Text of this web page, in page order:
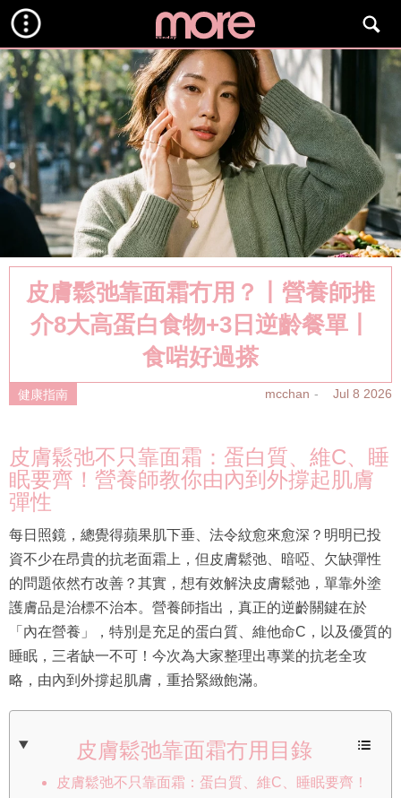
皮膚鬆弛靠面霜冇用？丨營養師推
介8大高蛋白食物+3日逆齡餐單丨
食啱好過搽
健康指南 mcchan Jul 8 2026
皮膚鬆弛不只靠面霜：蛋白質、維C、睡
眠要齊！營養師教你由內到外撐起肌膚
彈性
每日照鏡，總覺得蘋果肌下垂、法令紋愈來愈深？明明已投
資不少在昂貴的抗老面霜上，但皮膚鬆弛、暗啞、欠缺彈性
的問題依然冇改善？其實，想有效解決皮膚鬆弛，單靠外塗
護膚品是治標不治本。營養師指出，真正的逆齡關鍵在於
「內在營養」，特別是充足的蛋白質、維他命C，以及優質的
睡眠，三者缺一不可！今次為大家整理出專業的抗老全攻
略，由內到外撐起肌膚，重拾緊緻飽滿。
皮膚鬆弛靠面霜冇用目錄
皮膚鬆弛不只靠面霜：蛋白質、維C、睡眠要齊！